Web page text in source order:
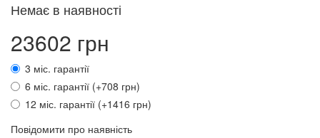
Немає в наявності
23602 грн
3 міс. гарантії
6 міс. гарантії (+708 грн)
12 міс. гарантії (+1416 грн)
Повідомити про наявність